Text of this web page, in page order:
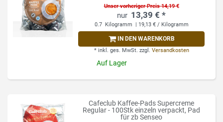
Unser vorheriger Preis 14,19 €
13,39 € *
0.7 Kilogramm | 19,13 € / Kilogramm
IN DEN WARENKORB
* inkl. ges. MwSt. zzgl. Versandkosten
Auf Lager
Cafeclub Kaffee-Pads Supercreme
Regular - 100Stk einzeln verpackt, Pad
für zb Senseo